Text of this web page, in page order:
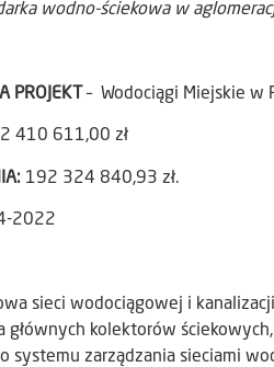
wodno-ściekowa w
PROJEKT– Wodociągi Miejskie w
410 611,00 zł
192 324 840,93 zł.
2022
sieci wodociągowej i
głównych kolektorów
systemu zarządzania sieciami